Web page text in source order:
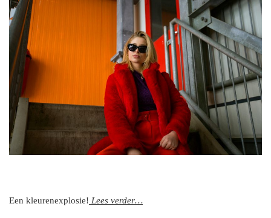
Een kleurenexplosie! Lees verder…